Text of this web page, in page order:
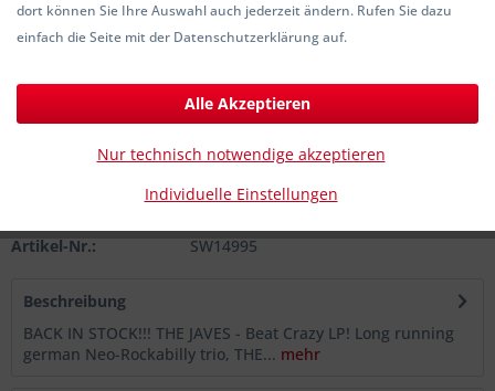
20,00 € *
Sofort versandfertig, Lieferzeit ca. 1-3 Werktage
Artikel-Nr.: SW14995
Beschreibung
BACK IN STOCK!!! THE JAVES - Beat Crazy LP! Long running
german Neo-Rockabilly trio, THE... mehr
dort können Sie Ihre Auswahl auch jederzeit ändern. Rufen Sie dazu
einfach die Seite mit der Datenschutzerklärung auf.
Individuelle Einstellungen
Nur technisch notwendige akzeptieren
Alle Akzeptieren